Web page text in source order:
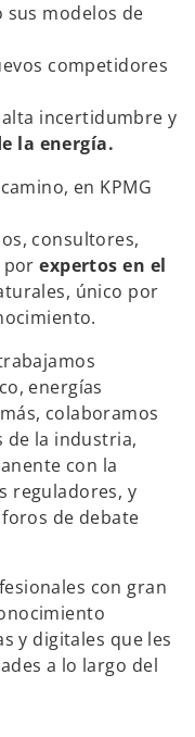
sus modelos de
competidores
incertidumbre y
la energía.
en KPMG
consultores,
porexpertos en el
único por
energías
colaboramos
de la industria,
con la
reguladores, y
de debate
con gran
y digitales que les
a lo largo del